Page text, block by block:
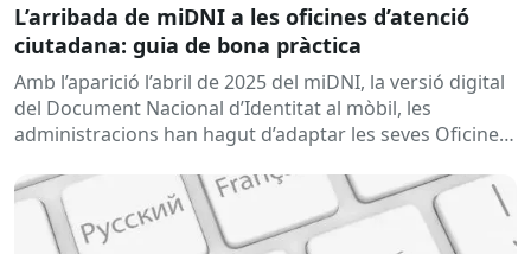
L’arribada de miDNI a les oficines d’atenció
ciutadana: guia de bona pràctica
Amb l’aparició l’abril de 2025 del miDNI, la versió digital
del Document Nacional d’Identitat al mòbil, les
administracions han hagut d’adaptar les seves Oficines